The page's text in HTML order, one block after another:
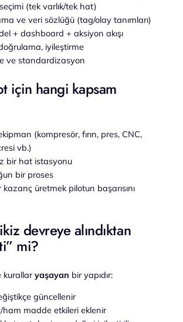
(tek varlık/tek hat)
ve veri sözlüğü (tag/olay tanımları)
+ dashboard + aksiyon akışı
iyileştirme
ve standardizasyon
için hangi kapsam
(kompresör, fırın, pres, CNC,
vb.)
bir hat istasyonu
bir proses
kazanç üretmek pilotun başarısını
devreye alındıktan
mi?
kurallaryaşayan bir yapıdır:
güncellenir
ham madde etkileri eklenir